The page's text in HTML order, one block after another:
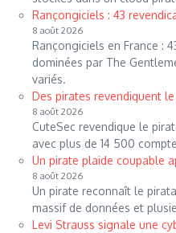
Rançongiciels : 43
8 août 2026
Rançongiciels en France :
dominées par The
variés.
Des pirates revendiquent
8 août 2026
CuteSec revendique le
avec plus de 14 500
Un pirate plaide coupable
8 août 2026
Un pirate reconnaît le
massif de données et
Levi Strauss signale une